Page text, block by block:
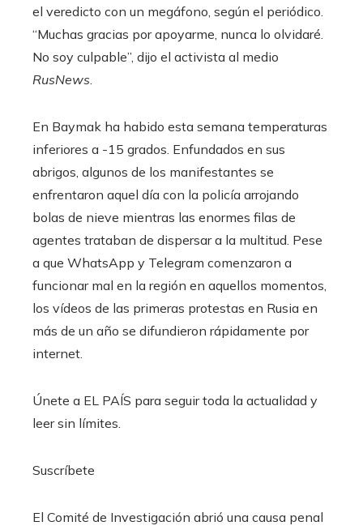
el veredicto con un megáfono, según el periódico.
“Muchas gracias por apoyarme, nunca lo olvidaré.
No soy culpable”, dijo el activista al medio
RusNews
En Baymak ha habido esta semana temperaturas
inferiores a -15 grados. Enfundados en sus
abrigos, algunos de los manifestantes se
enfrentaron aquel día con la policía arrojando
bolas de nieve mientras las enormes filas de
agentes trataban de dispersar a la multitud. Pese
a que WhatsApp y Telegram comenzaron a
funcionar mal en la región en aquellos momentos,
los vídeos de las primeras protestas en Rusia en
más de un año se difundieron rápidamente por
internet.
Únete a EL PAÍS para seguir toda la actualidad y
leer sin límites.
Suscríbete
El Comité de Investigación abrió una causa penal